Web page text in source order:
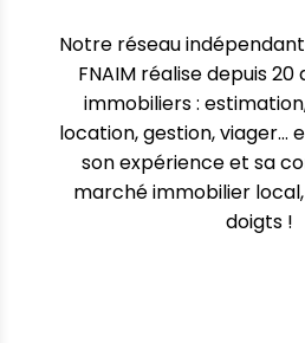
Notre réseau
FNAIM réalise depuis 20
immobiliers :
location, gestion, viager...
son expérience et sa
marché immobilier
doigts !